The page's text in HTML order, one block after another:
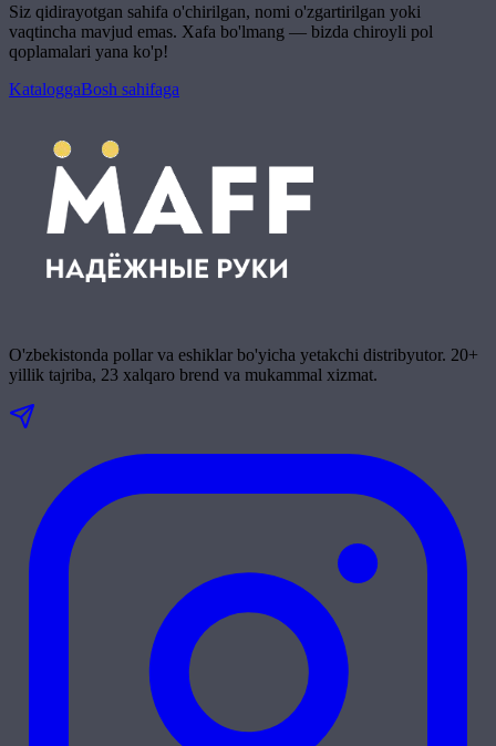
Siz qidirayotgan sahifa o'chirilgan, nomi o'zgartirilgan yoki
vaqtincha mavjud emas. Xafa bo'lmang — bizda chiroyli pol
qoplamalari yana ko'p!
KataloggaBosh sahifaga
O'zbekistonda pollar va eshiklar bo'yicha yetakchi distribyutor. 20+
yillik tajriba, 23 xalqaro brend va mukammal xizmat.